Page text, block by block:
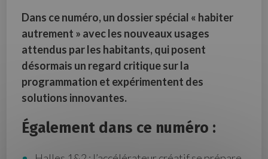
Dans ce numéro, un dossier spécial « habiter
autrement » avec les nouveaux usages
attendus par les habitants, qui posent
désormais un regard critique sur la
programmation et expérimentent des
solutions innovantes.
Également dans ce numéro :